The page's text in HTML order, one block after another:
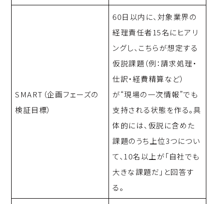
SMART（企画フェーズの
検証目標）
60日以内に、対象業界の
経理責任者15名にヒアリ
ングし、こちらが想定する
仮説課題（例：請求処理・
仕訳・経費精算など）
が“現場の一次情報”でも
支持される状態を作る。具
体的には、仮説に含めた
課題のうち上位3つについ
て、10名以上が「自社でも
大きな課題だ」と回答す
る。